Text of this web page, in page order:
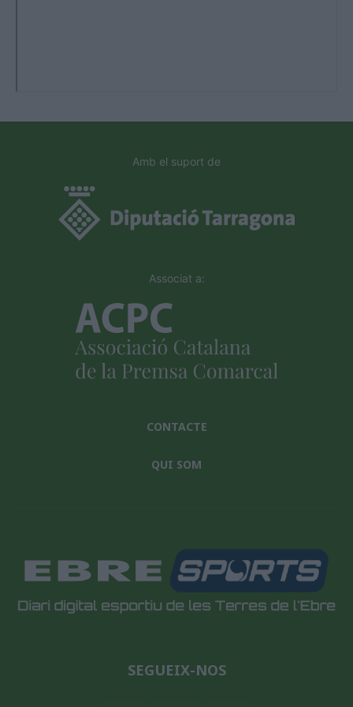
Amb el suport de
Associat a:
CONTACTE
QUI SOM
SEGUEIX-NOS